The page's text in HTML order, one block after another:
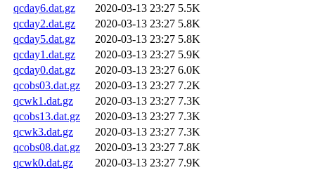
qcday6.dat.gz
2020-03-13 23:27 5.5K
qcday2.dat.gz
2020-03-13 23:27 5.8K
qcday5.dat.gz
2020-03-13 23:27 5.8K
qcday1.dat.gz
2020-03-13 23:27 5.9K
qcday0.dat.gz
2020-03-13 23:27 6.0K
qcobs03.dat.gz
2020-03-13 23:27 7.2K
qcwk1.dat.gz
2020-03-13 23:27 7.3K
qcobs13.dat.gz
2020-03-13 23:27 7.3K
qcwk3.dat.gz
2020-03-13 23:27 7.3K
qcobs08.dat.gz
2020-03-13 23:27 7.8K
qcwk0.dat.gz
2020-03-13 23:27 7.9K